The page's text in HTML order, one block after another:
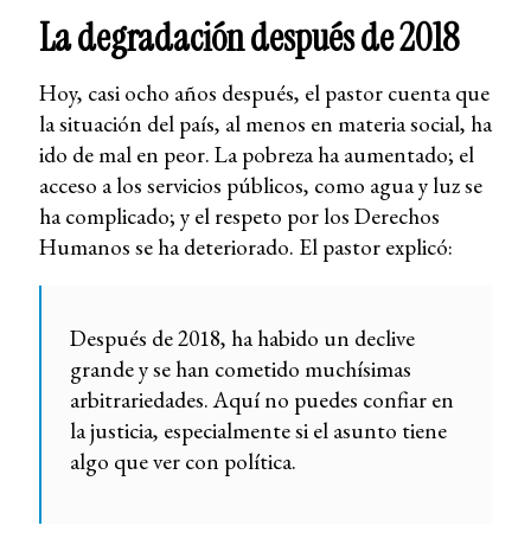
La degradación después de 2018
Hoy, casi ocho años después, el pastor cuenta que
la situación del país, al menos en materia social, ha
ido de mal en peor. La pobreza ha aumentado; el
acceso a los servicios públicos, como agua y luz se
ha complicado; y el respeto por los Derechos
Humanos se ha deteriorado. El pastor explicó:
Después de 2018, ha habido un declive
grande y se han cometido muchísimas
arbitrariedades. Aquí no puedes confiar en
la justicia, especialmente si el asunto tiene
algo que ver con política.